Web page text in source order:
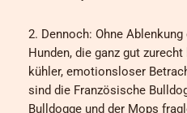
2. Dennoch: Ohne
Hunden, die ganz gut
kühler, emotionsloser
sind die Französische
Bulldogge und der Mops